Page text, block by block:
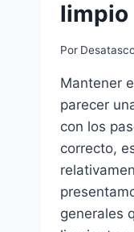
limpio
Por
Mantener
parecer
con los
correcto,
generales